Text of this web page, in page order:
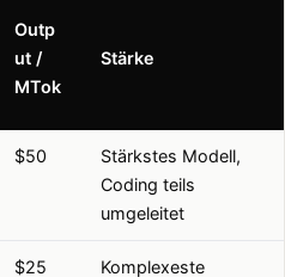
Outp
ut /
MTok
Stärke
$50
Stärkstes Modell,
Coding teils
umgeleitet
$25
Komplexeste